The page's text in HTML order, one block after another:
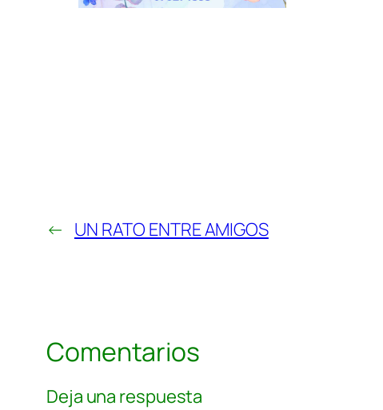
← UN RATO ENTRE AMIGOS
Comentarios
Deja una respuesta